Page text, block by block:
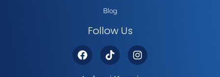
Blog
Follow Us